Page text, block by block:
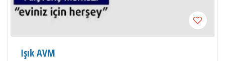
Işık AVM